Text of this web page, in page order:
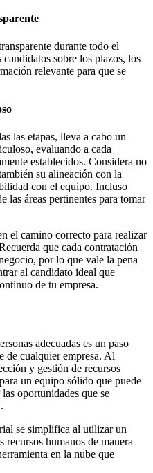
durante todo el
sobre los plazos, los
relevante para que se
las etapas, lleva a cabo un
evaluando a cada
establecidos. Considera no
su alineación con la
con el equipo. Incluso
las áreas pertinentes para tomar
el camino correcto para realizar
que cada contratación
por lo que vale la pena
al candidato ideal que
de tu empresa.
adecuadas es un paso
de cualquier empresa. Al
y gestión de recursos
un equipo sólido que puede
oportunidades que se
se simplifica al utilizar un
recursos humanos de manera
en la nube que